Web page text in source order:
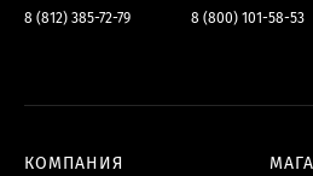
8 (812) 385-72-79 8 (800) 101-58-53
КОМПАНИЯ